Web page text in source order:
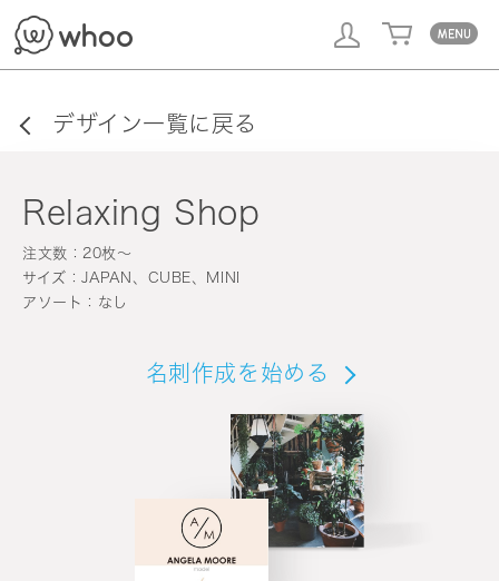
デザイン一覧に戻る
Relaxing Shop
注文数：20枚〜
サイズ：JAPAN、CUBE、MINI
アソート：なし
名刺作成を始める